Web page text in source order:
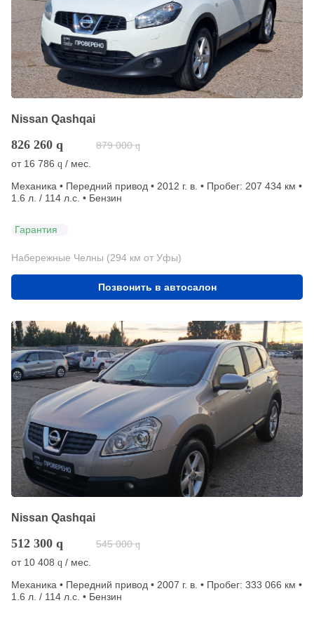
Nissan Qashqai
826 260 q 879 000 q
от 16 786 q / мес.
Механика • Передний привод • 2012 г. в. • Пробег: 207 434 км •
1.6 л. / 114 л.с. • Бензин
Гарантия
Набережные Челны (294 км от Уфы)
Позвонить в автосалон
Nissan Qashqai
512 300 q 545 000 q
от 10 408 q / мес.
Механика • Передний привод • 2007 г. в. • Пробег: 333 066 км •
1.6 л. / 114 л.с. • Бензин